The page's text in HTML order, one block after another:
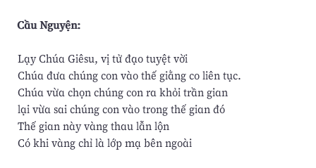
Cầu Nguyện:
Lạy Chúa Giêsu, vị tử đạo tuyệt vời
Chúa đưa chúng con vào thế giằng co liên tục.
Chúa vừa chọn chúng con ra khỏi trần gian
lại vừa sai chúng con vào trong thế gian đó
Thế gian này vàng thau lẫn lộn
Có khi vàng chỉ là lớp mạ bên ngoài